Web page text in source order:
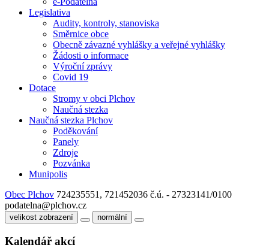
Legislativa
Audity, kontroly, stanoviska
Směrnice obce
Obecně závazné vyhlášky a veřejné vyhlášky
Žádosti o informace
Výroční zprávy
Covid 19
Dotace
Stromy v obci Plchov
Naučná stezka
Naučná stezka Plchov
Poděkování
Panely
Zdroje
Pozvánka
Munipolis
Obec Plchov 724235551, 721452036 č.ú. - 27323141/0100
podatelna@plchov.cz
velikost zobrazení normální
Kalendář akcí